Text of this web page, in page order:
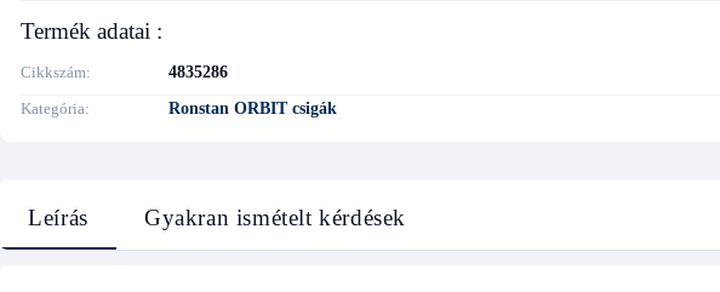
Termék adatai :
Cikkszám
4835286
Kategória
Ronstan ORBIT csigák
Leírás Gyakran ismételt kérdések